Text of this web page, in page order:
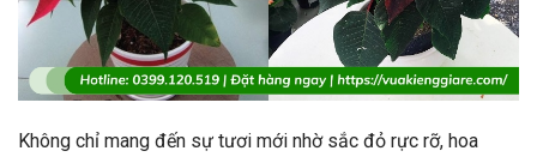
Không chỉ mang đến sự tươi mới nhờ sắc đỏ rực rỡ, hoa